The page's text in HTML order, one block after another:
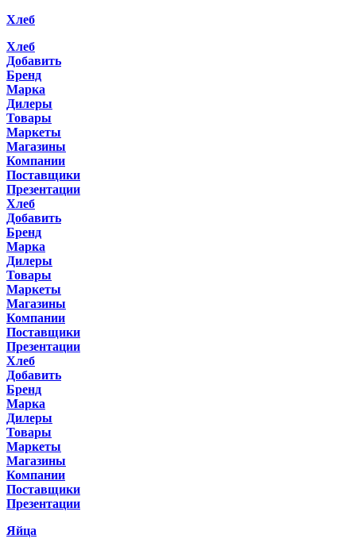
Хлеб
Хлеб
Добавить
Бренд
Марка
Дилеры
Товары
Маркеты
Магазины
Компании
Поставщики
Презентации
Хлеб
Добавить
Бренд
Марка
Дилеры
Товары
Маркеты
Магазины
Компании
Поставщики
Презентации
Хлеб
Добавить
Бренд
Марка
Дилеры
Товары
Маркеты
Магазины
Компании
Поставщики
Презентации
Яйца